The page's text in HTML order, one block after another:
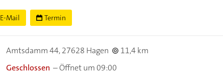
E-Mail Termin
Amtsdamm 44,27628 Hagen
11,4 km
Geschlossen –Öffnet um 09:00